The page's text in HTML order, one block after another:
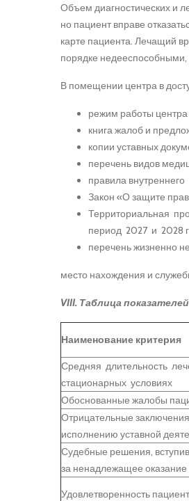
Объем диагностических и
но пациент вправе
карте пациента. Лечащий
порядке
В помещении центра в
режим работы центра
книга жалоб и
копии уставных
перечень видов
правила
Закон «О защите
Территориальная
период 2027 и 2028
перечень жизненно
место нахождения и
VIII. Таблица
Наименование критерия
Средняя длительность
стационарных условиях
Обоснованные жалобы
Отрицательные
исполнению уставной
Судебные решения,
за ненадлежащее
Удовлетворенность